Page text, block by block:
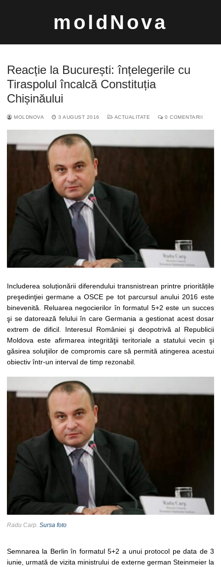
moldNova
după:
Reacție la București: înțelegerile cu
Tiraspolul încalcă Constituția
Chișinăului
MOLDNOVA 3 AUGUST 2016 ACTUALITATE 0 COMENTARII
Includerea soluționării diferendului transnistrean printre prioritățile
preşedinţiei germane a OSCE pe tot parcursul anului 2016 este
binevenită. Reluarea negocierilor în formatul 5+2 este un succes
şi se datorează felului în care Germania a gestionat acest dosar
extrem de dificil. Interesul României şi deopotrivă al Republicii
Moldova este afirmarea integrităţii teritoriale a statului vecin şi
găsirea soluţiilor de compromis care să permită atingerea acestui
obiectiv într-un interval de timp rezonabil.
Radu Carp. Sursa foto
Semnarea la Berlin în formatul 5+2 a unui protocol pe data de 3
iunie, urmată de vizita ministrului de externe german Steinmeier la